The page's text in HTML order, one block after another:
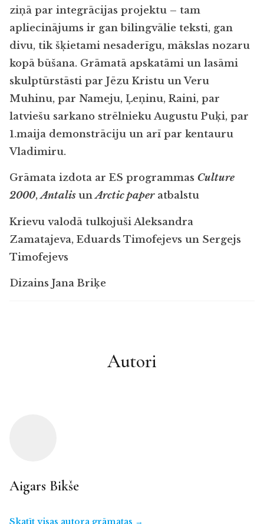
ziņā par integrācijas projektu – tam
apliecinājums ir gan bilingvālie teksti, gan
divu, tik šķietami nesaderīgu, mākslas nozaru
kopā būšana. Grāmatā apskatāmi un lasāmi
skulptūrstāsti par Jēzu Kristu un Veru
Muhinu, par Nameju, Ļeņinu, Raini, par
latviešu sarkano strēlnieku Augustu Puķi, par
1.maija demonstrāciju un arī par kentauru
Vladimiru.
Grāmata izdota ar ES programmas Culture
2000,AntalisunArctic paperatbalstu
Krievu valodā tulkojuši Aleksandra
Zamatajeva, Eduards Timofejevs un Sergejs
Timofejevs
Dizains Jana Briķe
Autori
Aigars Bikše
Skatīt visas autora grāmatas →